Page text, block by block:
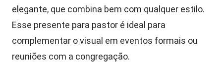
elegante, que combina bem com qualquer estilo.
Esse presente para pastor é ideal para
complementar o visual em eventos formais ou
reuniões com a congregação.